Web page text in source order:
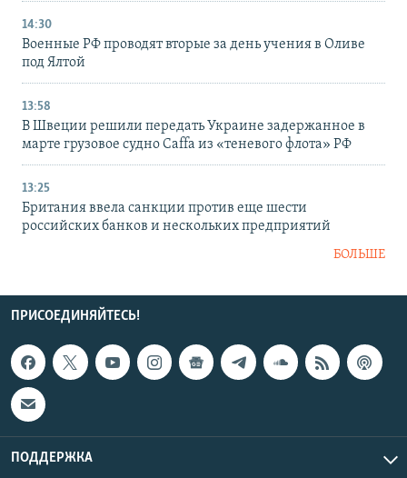
14:30
Военные РФ проводят вторые за день учения в Оливе
под Ялтой
13:58
В Швеции решили передать Украине задержанное в
марте грузовое судно Caffa из «теневого флота» РФ
13:25
Британия ввела санкции против еще шести
российских банков и нескольких предприятий
БОЛЬШЕ
ПРИСОЕДИНЯЙТЕСЬ!
ПОДДЕРЖКА